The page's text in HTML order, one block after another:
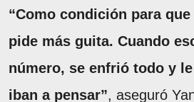
“Como condición para
pide más guita. Cuando
número, se enfrió todo y
iban a pensar”, aseguró